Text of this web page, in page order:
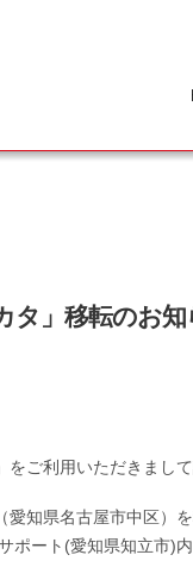
タ」移転のお
ご利用いただきまし
愛知県名古屋市中区）
ポート(愛知県知立市)